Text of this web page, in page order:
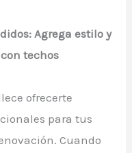
Agrega estilo y
techos
ofrecerte
para tus
Cuando